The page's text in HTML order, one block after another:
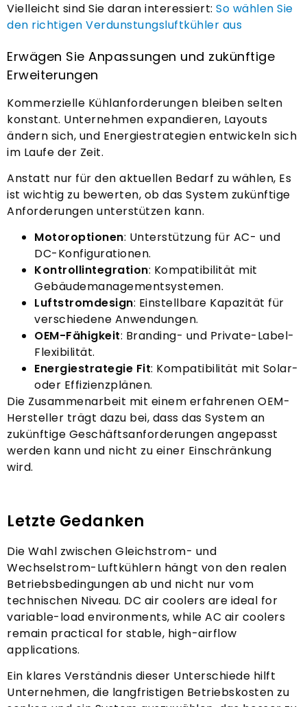
Vielleicht sind Sie daran interessiert: So wählen Sie
den richtigen Verdunstungsluftkühler aus
Erwägen Sie Anpassungen und zukünftige
Erweiterungen
Kommerzielle Kühlanforderungen bleiben selten
konstant. Unternehmen expandieren, Layouts
ändern sich, und Energiestrategien entwickeln sich
im Laufe der Zeit.
Anstatt nur für den aktuellen Bedarf zu wählen, Es
ist wichtig zu bewerten, ob das System zukünftige
Anforderungen unterstützen kann.
Motoroptionen: Unterstützung für AC- und
DC-Konfigurationen.
Kontrollintegration: Kompatibilität mit
Gebäudemanagementsystemen.
Luftstromdesign: Einstellbare Kapazität für
verschiedene Anwendungen.
OEM-Fähigkeit: Branding- und Private-Label-
Flexibilität.
Energiestrategie Fit: Kompatibilität mit Solar-
oder Effizienzplänen.
Die Zusammenarbeit mit einem erfahrenen OEM-
Hersteller trägt dazu bei, dass das System an
zukünftige Geschäftsanforderungen angepasst
werden kann und nicht zu einer Einschränkung
wird.
Letzte Gedanken
Die Wahl zwischen Gleichstrom- und
Wechselstrom-Luftkühlern hängt von den realen
Betriebsbedingungen ab und nicht nur vom
technischen Niveau. DC air coolers are ideal for
variable-load environments, while AC air coolers
remain practical for stable, high-airflow
applications.
Ein klares Verständnis dieser Unterschiede hilft
Unternehmen, die langfristigen Betriebskosten zu